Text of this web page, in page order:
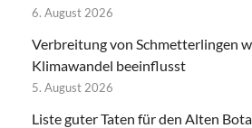
6. August 2026
Verbreitung von Schmetterlingen
Klimawandel beeinflusst
5. August 2026
Liste guter Taten für den Alten